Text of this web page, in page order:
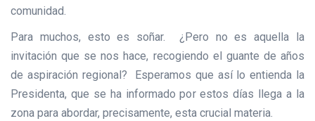
comunidad.
Para muchos, esto es soñar. ¿Pero no es aquella la
invitación que se nos hace, recogiendo el guante de años
de aspiración regional? Esperamos que así lo entienda la
Presidenta, que se ha informado por estos días llega a la
zona para abordar, precisamente, esta crucial materia.